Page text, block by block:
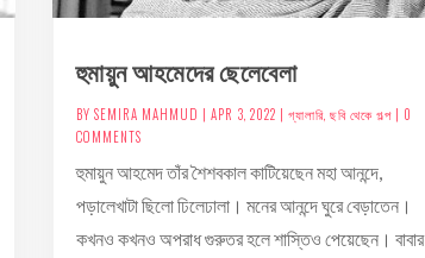
হুমায়ুন আহমেদের ছেলেবেলা
BY SEMIRA MAHMUD | APR 3, 2022 | গ্যালারি, ছবি থেকে গল্প| 0
COMMENTS
হুমায়ুন আহমেদ তাঁর শৈশবকাল কাটিয়েছেন মহা আনন্দে,
পড়ালেখাটা ছিলো ঢিলেঢালা। মনের আনন্দে ঘুরে বেড়াতেন।
কখনও কখনও অপরাধ গুরুতর হলে শাস্তিও পেয়েছেন। বাবার